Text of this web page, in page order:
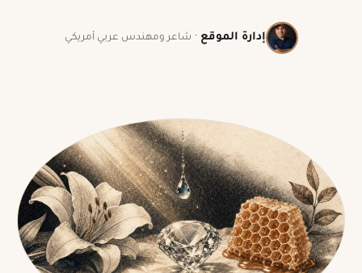
إدارة الموقع · شاعر ومهندس عربي أمريكي